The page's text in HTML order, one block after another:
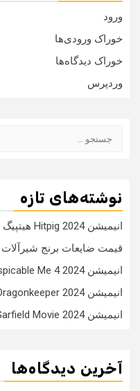
ورود
خوراک ورودی‌ها
خوراک دیدگاه‌ها
وردپرس
نوشته‌های تازه
انیمیشن Hitpig 2024 هیتپیگ
قیمت ضایعات برنج شیرآلات در
انیمیشن Despicable Me 4 2024 من نفرت انگیز 4
انیمیشن Dragonkeeper 2024 نگهبان اژدها
انیمیشن The Garfield Movie 2024 گارفیلد
آخرین دیدگاه‌ها